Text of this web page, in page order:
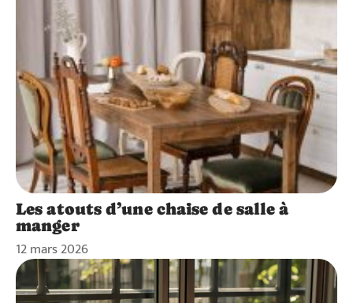
Les atouts d’une chaise de salle à
manger
12 mars 2026